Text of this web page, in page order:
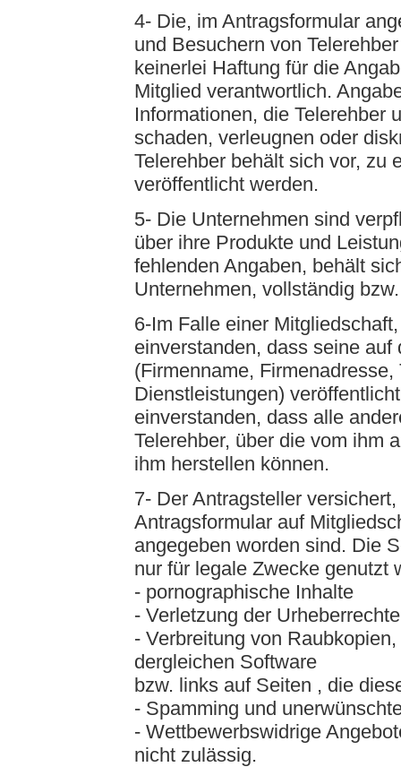
4- Die, im Antragsformular
und Besuchern von
keinerlei Haftung für die
Mitglied verantwortlich.
Informationen, die Telerehber
schaden, verleugnen oder
Telerehber behält sich vor, zu
veröffentlicht werden.
5- Die Unternehmen sind
über ihre Produkte und
fehlenden Angaben, behält
Unternehmen, vollständig
6-Im Falle einer
einverstanden, dass seine
(Firmenname,
Dienstleistungen)
einverstanden, dass alle
Telerehber, über die vom ihm
ihm herstellen können.
7- Der Antragsteller
Antragsformular auf
angegeben worden sind. Die
nur für legale Zwecke genutzt
- pornographische Inhalte
- Verletzung der Urheberrechte
- Verbreitung von
dergleichen Software
bzw. links auf Seiten , die
- Spamming und
- Wettbewerbswidrige
nicht zulässig.